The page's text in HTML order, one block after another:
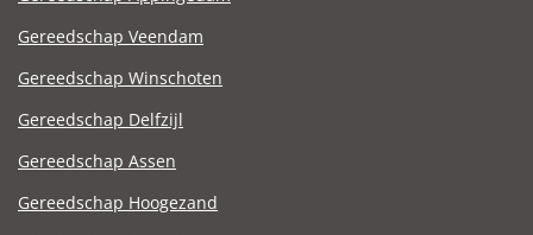
Gereedschap Veendam
Gereedschap Winschoten
Gereedschap Delfzijl
Gereedschap Assen
Gereedschap Hoogezand